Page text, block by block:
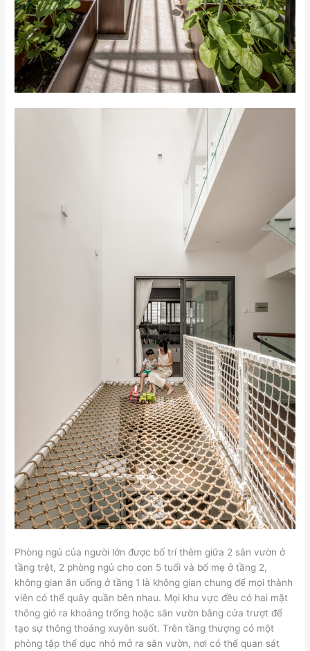
Phòng ngủ của người lớn được bố trí thêm giữa 2 sân vườn ở
tầng trệt, 2 phòng ngủ cho con 5 tuổi và bố mẹ ở tầng 2,
không gian ăn uống ở tầng 1 là không gian chung để mọi thành
viên có thể quây quần bên nhau. Mọi khu vực đều có hai mặt
thông gió ra khoảng trống hoặc sân vườn bằng cửa trượt để
tạo sự thông thoáng xuyên suốt. Trên tầng thượng có một
phòng tập thể dục nhỏ mở ra sân vườn, nơi có thể quan sát